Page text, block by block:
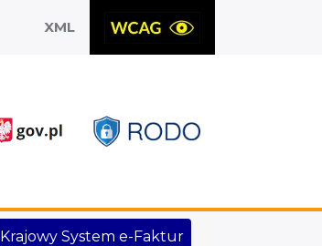
XML
Krajowy System e-Faktur